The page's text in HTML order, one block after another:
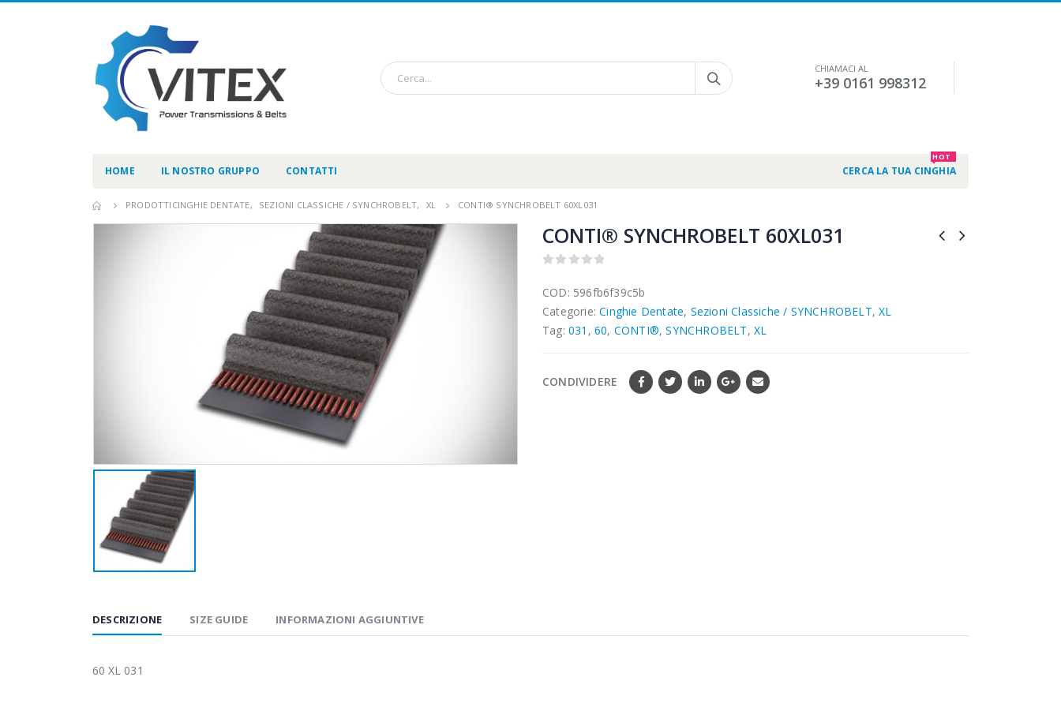
CHIAMACI AL
+39 0161 998312
HOME IL NOSTRO GRUPPO CONTATTI CERCA LA TUA CINGHIA
HOT
PRODOTTI CINGHIE DENTATE, SEZIONI CLASSICHE / SYNCHROBELT, XL CONTI® SYNCHROBELT 60XL031
CONTI® SYNCHROBELT 60XL031
COD: 596fb6f39c5b
Categorie:Cinghie Dentate, Sezioni Classiche / SYNCHROBELT,XL
Tag: 031 ,60, CONTI®,SYNCHROBELT,XL
CONDIVIDERE
DESCRIZIONE SIZE GUIDE INFORMAZIONI AGGIUNTIVE
60 XL 031